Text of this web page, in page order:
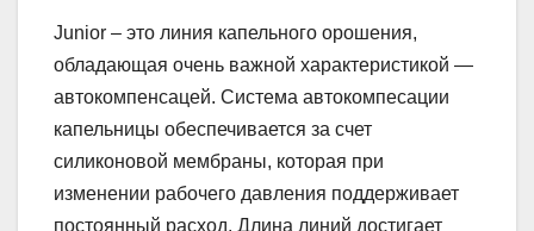
Junior – это линия капельного орошения,
обладающая очень важной характеристикой —
автокомпенсацей. Система автокомпесации
капельницы обеспечивается за счет
силиконовой мембраны, которая при
изменении рабочего давления поддерживает
постоянный расход. Длина линий достигает